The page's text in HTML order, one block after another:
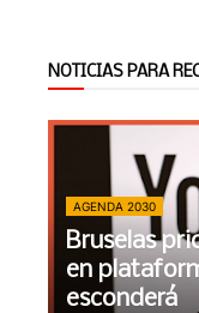
NOTICIAS PARA
AGENDA 2030
Bruselas
en
esconderá